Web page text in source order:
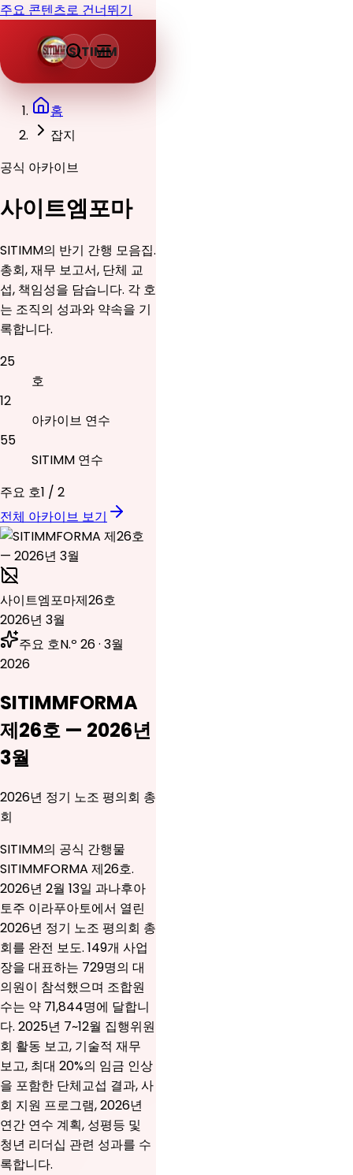
주요 콘텐츠로 건너뛰기
SITIMM
홈
잡지
공식 아카이브
사이트엠포마
SITIMM의 반기 간행 모음집.
총회, 재무 보고서, 단체 교
섭, 책임성을 담습니다. 각 호
는 조직의 성과와 약속을 기
록합니다.
25
호
12
아카이브 연수
55
SITIMM 연수
주요 호1 / 2
전체 아카이브 보기
사이트엠포마제26호
2026년 3월
주요 호N.º 26 · 3월
2026
SITIMMFORMA
제26호 — 2026년
3월
2026년 정기 노조 평의회 총
회
SITIMM의 공식 간행물
SITIMMFORMA 제26호.
2026년 2월 13일 과나후아
토주 이라푸아토에서 열린
2026년 정기 노조 평의회 총
회를 완전 보도. 149개 사업
장을 대표하는 729명의 대
의원이 참석했으며 조합원
수는 약 71,844명에 달합니
다. 2025년 7~12월 집행위원
회 활동 보고, 기술적 재무
보고, 최대 20%의 임금 인상
을 포함한 단체교섭 결과, 사
회 지원 프로그램, 2026년
연간 연수 계획, 성평등 및
청년 리더십 관련 성과를 수
록합니다.